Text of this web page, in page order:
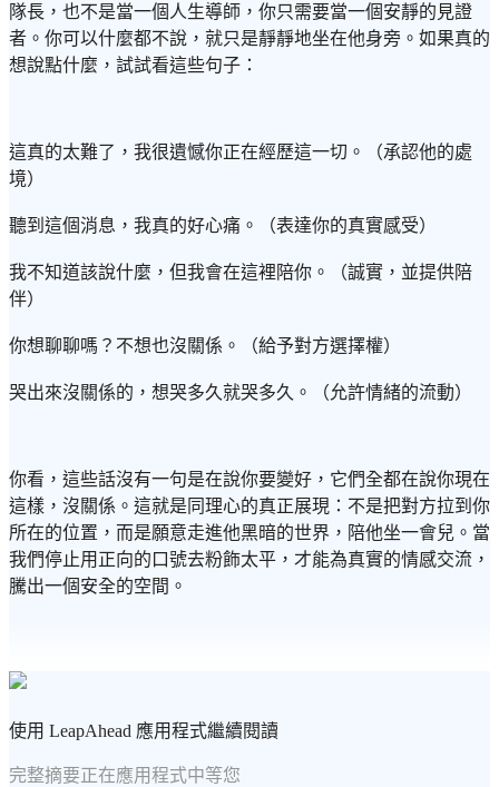
隊長，也不是當一個人生導師，你只需要當一個安靜的見證
者。你可以什麼都不說，就只是靜靜地坐在他身旁。如果真的
想說點什麼，試試看這些句子：
這真的太難了，我很遺憾你正在經歷這一切。（承認他的處
境）
聽到這個消息，我真的好心痛。（表達你的真實感受）
我不知道該說什麼，但我會在這裡陪你。（誠實，並提供陪
伴）
你想聊聊嗎？不想也沒關係。（給予對方選擇權）
哭出來沒關係的，想哭多久就哭多久。（允許情緒的流動）
你看，這些話沒有一句是在說你要變好，它們全都在說你現在
這樣，沒關係。這就是同理心的真正展現：不是把對方拉到你
所在的位置，而是願意走進他黑暗的世界，陪他坐一會兒。當
我們停止用正向的口號去粉飾太平，才能為真實的情感交流，
騰出一個安全的空間。
使用 LeapAhead 應用程式繼續閱讀
完整摘要正在應用程式中等您